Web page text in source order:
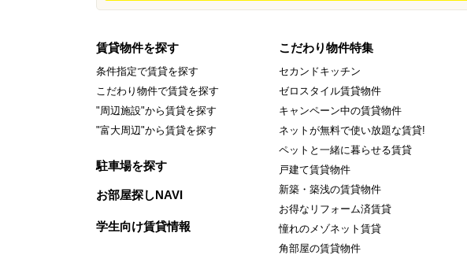
賃貸物件を探す
条件指定で賃貸を探す
こだわり物件で賃貸を探す
"周辺施設"から賃貸を探す
"富大周辺"から賃貸を探す
駐車場を探す
お部屋探しNAVI
学生向け賃貸情報
こだわり物件特集
セカンドキッチン
ゼロスタイル賃貸物件
キャンペーン中の賃貸物件
ネットが無料で使い放題な賃貸!
ペットと一緒に暮らせる賃貸
戸建て賃貸物件
新築・築浅の賃貸物件
お得なリフォーム済賃貸
憧れのメゾネット賃貸
角部屋の賃貸物件